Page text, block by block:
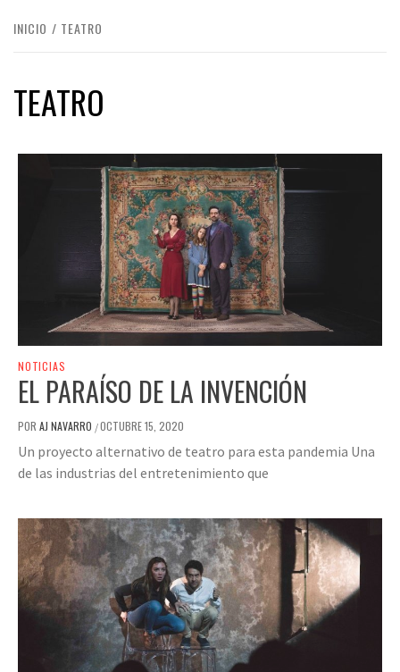
INICIO TEATRO
TEATRO
NOTICIAS
EL PARAÍSO DE LA INVENCIÓN
POR AJ NAVARRO /OCTUBRE 15, 2020
Un proyecto alternativo de teatro para esta pandemia Una
de las industrias del entretenimiento que